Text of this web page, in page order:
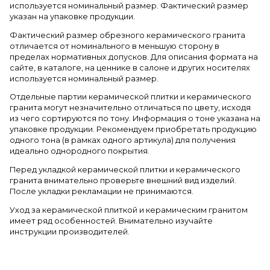
используется номинальный размер. Фактический размер
указан на упаковке продукции.
Фактический размер обрезного керамического гранита
отличается от номинального в меньшую сторону в
пределах нормативных допусков. Для описания формата на
сайте, в каталоге, на ценнике в салоне и других носителях
используется номинальный размер.
Отдельные партии керамической плитки и керамического
гранита могут незначительно отличаться по цвету, исходя
из чего сортируются по тону. Информация о тоне указана на
упаковке продукции. Рекомендуем приобретать продукцию
одного тона (в рамках одного артикула) для получения
идеально однородного покрытия.
Перед укладкой керамической плитки и керамического
гранита внимательно проверьте внешний вид изделий.
После укладки рекламации не принимаются.
Уход за керамической плиткой и керамическим гранитом
имеет ряд особенностей. Внимательно изучайте
инструкции производителей.